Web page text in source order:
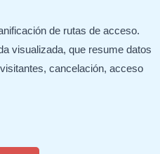
de rutas de acceso.
visualizada, que resume datos
cancelación, acceso